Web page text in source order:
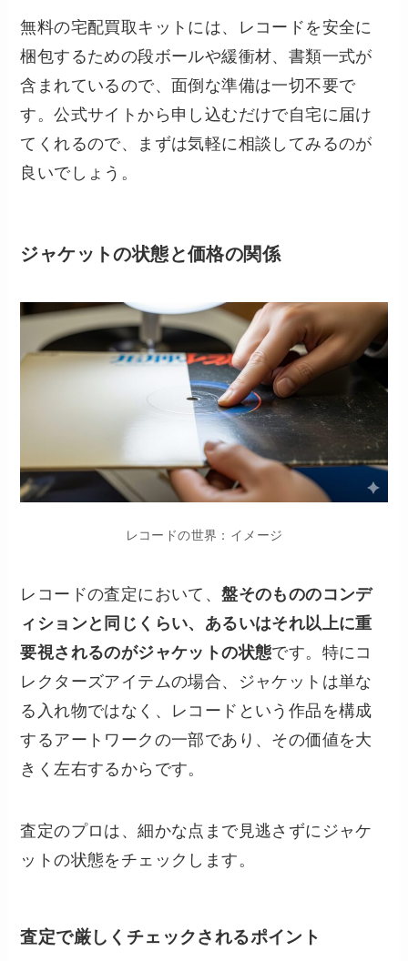
無料の宅配買取キットには、レコードを安全に
梱包するための段ボールや緩衝材、書類一式が
含まれているので、面倒な準備は一切不要で
す。公式サイトから申し込むだけで自宅に届け
てくれるので、まずは気軽に相談してみるのが
良いでしょう。
ジャケットの状態と価格の関係
レコードの世界：イメージ
レコードの査定において、盤そのもののコンデ
ィションと同じくらい、あるいはそれ以上に重
要視されるのがジャケットの状態です。特にコ
レクターズアイテムの場合、ジャケットは単な
る入れ物ではなく、レコードという作品を構成
するアートワークの一部であり、その価値を大
きく左右するからです。
査定のプロは、細かな点まで見逃さずにジャケ
ットの状態をチェックします。
査定で厳しくチェックされるポイント